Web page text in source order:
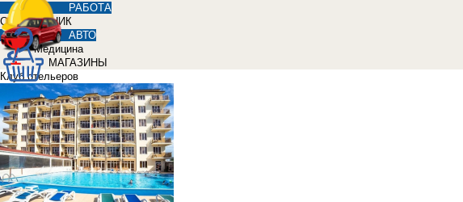
РАБОТА
СПРАВОЧНИК
АВТО
Медицина
МАГАЗИНЫ
Клуб отельеров